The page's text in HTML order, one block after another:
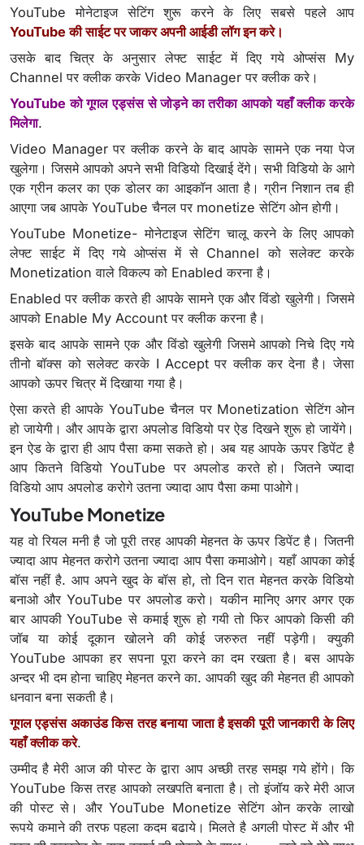
YouTube मोनेटाइज सेटिंग शुरू करने के लिए सबसे पहले आप
YouTube की साईट पर जाकर अपनी आईडी लॉग इन करे।
उसके बाद चित्र के अनुसार लेफ्ट साईट में दिए गये ओप्संस My
Channel पर क्लीक करके Video Manager पर क्लीक करे।
YouTube को गूगल एड्संस से जोड़ने का तरीका आपको यहाँ क्लीक करके
मिलेगा.
Video Manager पर क्लीक करने के बाद आपके सामने एक नया पेज
खुलेगा। जिसमे आपको अपने सभी विडियो दिखाई देंगे। सभी विडियो के आगे
एक ग्रीन कलर का एक डोलर का आइकॉन आता है। ग्रीन निशान तब ही
आएगा जब आपके YouTube चैनल पर monetize सेटिंग ओन होगी।
YouTube Monetize- मोनेटाइज सेटिंग चालू करने के लिए आपको
लेफ्ट साईट में दिए गये ओप्संस में से Channel को सलेक्ट करके
Monetization वाले विकल्प को Enabled करना है।
Enabled पर क्लीक करते ही आपके सामने एक और विंडो खुलेगी। जिसमे
आपको Enable My Account पर क्लीक करना है।
इसके बाद आपके सामने एक और विंडो खुलेगी जिसमे आपको निचे दिए गये
तीनो बॉक्स को सलेक्ट करके I Accept पर क्लीक कर देना है। जेसा
आपको ऊपर चित्र में दिखाया गया है।
ऐसा करते ही आपके YouTube चैनल पर Monetization सेटिंग ओन
हो जायेगी। और आपके द्वारा अपलोड विडियो पर ऐड दिखने शुरू हो जायेंगे।
इन ऐड के द्वारा ही आप पैसा कमा सकते हो। अब यह आपके ऊपर डिपेंट है
आप कितने विडियो YouTube पर अपलोड करते हो। जितने ज्यादा
विडियो आप अपलोड करोगे उतना ज्यादा आप पैसा कमा पाओगे।
YouTube Monetize
यह वो रियल मनी है जो पूरी तरह आपकी मेहनत के ऊपर डिपेंट है। जितनी
ज्यादा आप मेहनत करोगे उतना ज्यादा आप पैसा कमाओगे। यहाँ आपका कोई
बॉस नहीं है. आप अपने खुद के बॉस हो, तो दिन रात मेहनत करके विडियो
बनाओ और YouTube पर अपलोड करो। यकीन मानिए अगर अगर एक
बार आपकी YouTube से कमाई शुरू हो गयी तो फिर आपको किसी की
जॉब या कोई दूकान खोलने की कोई जरुरुत नहीं पड़ेगी। क्युकी
YouTube आपका हर सपना पूरा करने का दम रखता है। बस आपके
अन्दर भी दम होना चाहिए मेहनत करने का. आपकी खुद की मेहनत ही आपको
धनवान बना सकती है।
गूगल एड्संस अकाउंड किस तरह बनाया जाता है इसकी पूरी जानकारी के लिए
यहाँ क्लीक करे.
उम्मीद है मेरी आज की पोस्ट के द्वारा आप अच्छी तरह समझ गये होंगे। कि
YouTube किस तरह आपको लखपति बनाता है। तो इंजॉय करे मेरी आज
की पोस्ट से। और YouTube Monetize सेटिंग ओन करके लाखो
रूपये कमाने की तरफ पहला कदम बढाये। मिलते है अगली पोस्ट में और भी